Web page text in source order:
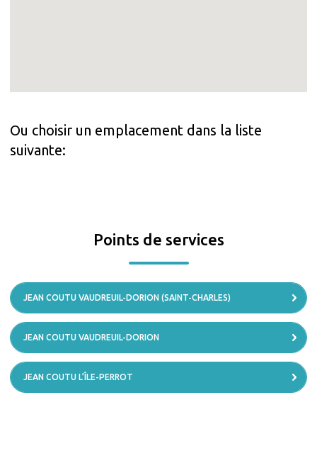
Ou choisir un emplacement dans la liste
suivante:
Points de services
JEAN COUTU VAUDREUIL-DORION (SAINT-CHARLES)
JEAN COUTU VAUDREUIL-DORION
JEAN COUTU L’ÎLE-PERROT